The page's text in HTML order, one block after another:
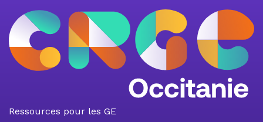
Ressources pour les GE